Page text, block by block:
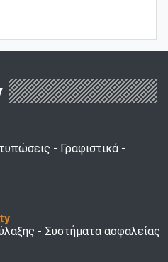
- Γραφιστικά -
- Συστήματα ασφαλείας